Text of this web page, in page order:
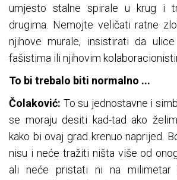
umjesto stalne spirale u krug i
drugima. Nemojte veličati ratne
njihove murale, insistirati da
fašistima ili njihovim
To bi trebalo biti normalno ...
Čolaković: To su jednostavne i
se moraju desiti kad-tad ako
kako bi ovaj grad krenuo naprijed.
nisu i neće tražiti ništa više od
ali neće pristati ni na milimetar